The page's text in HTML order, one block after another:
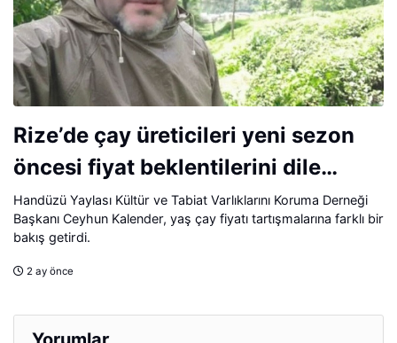
Rize’de çay üreticileri yeni sezon
öncesi fiyat beklentilerini dile
getiriyor.
Handüzü Yaylası Kültür ve Tabiat Varlıklarını Koruma Derneği
Başkanı Ceyhun Kalender, yaş çay fiyatı tartışmalarına farklı bir
bakış getirdi.
2 ay önce